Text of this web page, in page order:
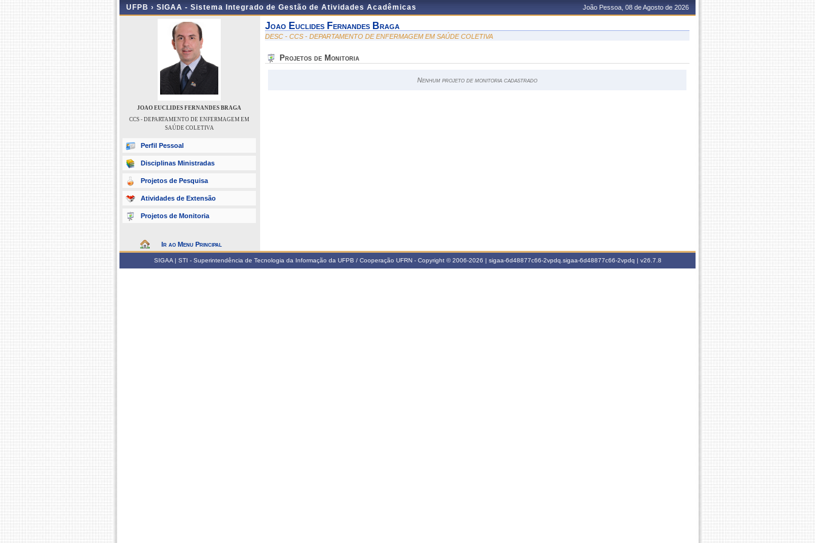
UFPB › SIGAA - Sistema Integrado de Gestão de Atividades Acadêmicas João Pessoa, 08 de Agosto de 2026
JOAO EUCLIDES FERNANDES BRAGA
CCS - DEPARTAMENTO DE ENFERMAGEM EM
SAÚDE COLETIVA
Perfil Pessoal
Disciplinas Ministradas
Projetos de Pesquisa
Atividades de Extensão
Projetos de Monitoria
Ir ao Menu Principal
Joao Euclides Fernandes Braga
DESC - CCS - DEPARTAMENTO DE ENFERMAGEM EM SAÚDE COLETIVA
Projetos de Monitoria
Nenhum projeto de monitoria cadastrado
SIGAA | STI - Superintendência de Tecnologia da Informação da UFPB / Cooperação UFRN - Copyright © 2006-2026 | sigaa-6d48877c66-2vpdq.sigaa-6d48877c66-2vpdq | v26.7.8